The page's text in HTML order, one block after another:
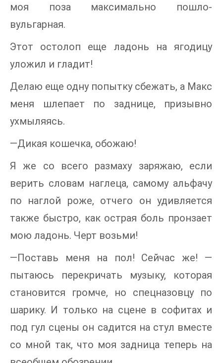
моя поза максимально пошло-
вульгарная.
Этот остолоп еще ладонь на ягодицу
уложил и гладит!
Делаю еще одну попытку сбежать, а Макс
меня шлепает по заднице, призывно
ухмыляясь.
—Дикая кошечка, обожаю!
Я же со всего размаху заряжаю, если
верить словам наглеца, самому альфачу
по наглой роже, отчего он удивляется
также быстро, как острая боль пронзает
мою ладонь. Черт возьми!
—Поставь меня на пол! Сейчас же! —
пытаюсь перекричать музыку, которая
становится громче, но спецназовцу по
шарику. И только на сцене в софитах и
под гул сцены он садится на стул вместе
со мной так, что моя задница теперь на